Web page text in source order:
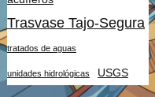
Trasvase Tajo-Segura
tratados de aguas
unidades hidrológicas USGS